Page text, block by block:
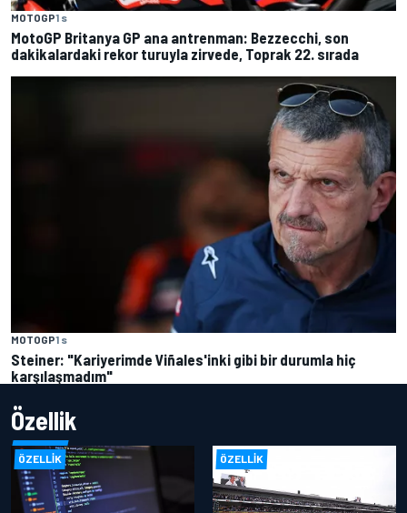
MOTOGP1 s
MotoGP Britanya GP ana antrenman: Bezzecchi, son
dakikalardaki rekor turuyla zirvede, Toprak 22. sırada
MOTOGP1 s
Steiner: "Kariyerimde Viñales'inki gibi bir durumla hiç
karşılaşmadım"
Özellik
ÖZELLIK ÖZELLIK